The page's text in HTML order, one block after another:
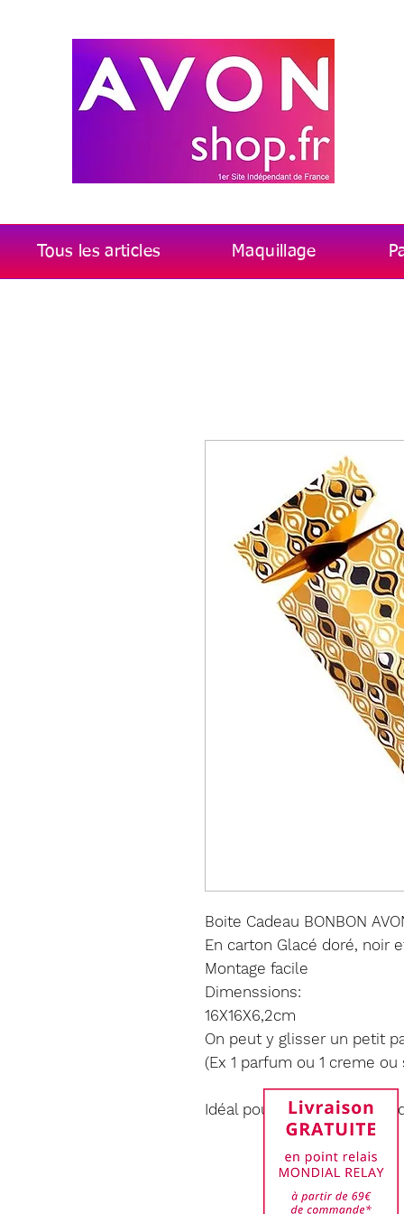
Tous les articles Maquillage
Boite Cadeau BONBON
En carton Glacé doré, noir
Montage facile
Dimenssions:
16X16X6,2cm
On peut y glisser un petit
(Ex 1 parfum ou 1 creme ou
Idéal pour emballer les